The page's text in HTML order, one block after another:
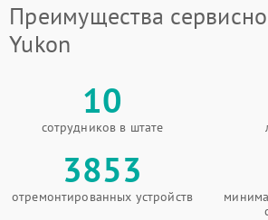
Преимущества
Yukon
10
сотрудников в штате
3853
отремонтированных устройств